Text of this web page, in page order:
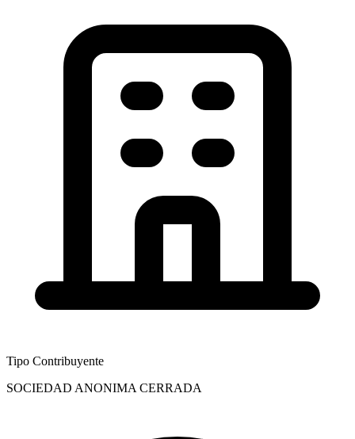
Tipo Contribuyente
SOCIEDAD ANONIMA CERRADA